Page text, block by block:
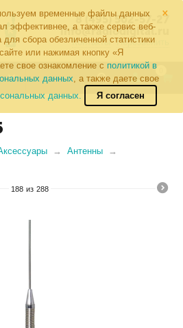
×
временные файлы данных
эффективнее, а также сервис веб-
сбора обезличенной статистики
или нажимая кнопку «Я
свое ознакомление с политикой в
данных, а также даете свое
данных.
Я согласен
8 (495) 502-57-27
info@radiodigital.ru
Контакты Перезвонить
Антенны
188 из 288